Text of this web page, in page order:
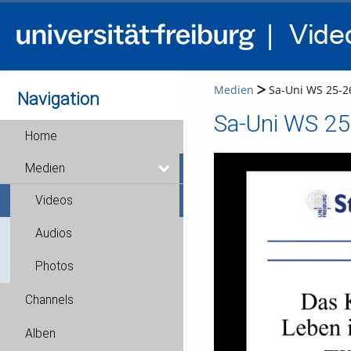
Navigation
Home
Medien
Videos
Audios
Photos
Channels
Alben
Medien Sa-Uni WS 25-
Sa-Uni WS